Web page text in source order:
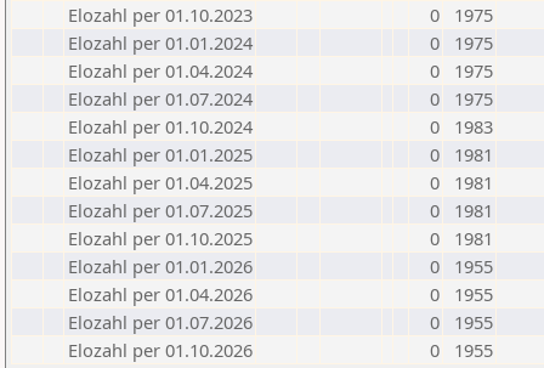
Elozahl per 01.10.2023
0
1975
Elozahl per 01.01.2024
0
1975
Elozahl per 01.04.2024
0
1975
Elozahl per 01.07.2024
0
1975
Elozahl per 01.10.2024
0
1983
Elozahl per 01.01.2025
0
1981
Elozahl per 01.04.2025
0
1981
Elozahl per 01.07.2025
0
1981
Elozahl per 01.10.2025
0
1981
Elozahl per 01.01.2026
0
1955
Elozahl per 01.04.2026
0
1955
Elozahl per 01.07.2026
0
1955
Elozahl per 01.10.2026
0 1955